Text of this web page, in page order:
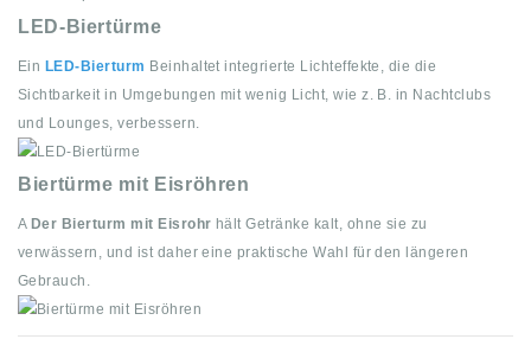
LED-Biertürme
Ein LED-Bierturm Beinhaltet integrierte Lichteffekte, die die
Sichtbarkeit in Umgebungen mit wenig Licht, wie z. B. in Nachtclubs
und Lounges, verbessern.
Biertürme mit Eisröhren
A Der Bierturm mit Eisrohr hält Getränke kalt, ohne sie zu
verwässern, und ist daher eine praktische Wahl für den längeren
Gebrauch.